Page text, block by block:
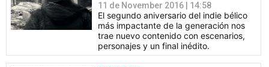
11 de November 2016 | 14:58
El segundo aniversario del indie bélico
más impactante de la generación nos
trae nuevo contenido con escenarios,
personajes y un final inédito.